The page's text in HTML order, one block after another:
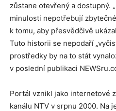
zůstane otevřený a dostupný.
minulosti nepotřebují
k tomu, aby přesvědčivě
Tuto historii se nepodaří
prostředky by na to stát
v poslední publikaci
Portál vznikl jako internetové
kanálu NTV v srpnu 2000. Na